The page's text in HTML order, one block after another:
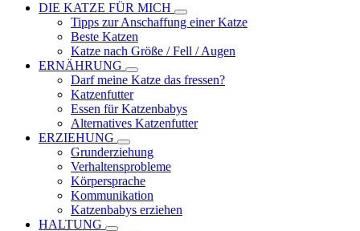
DIE KATZE FÜR MICH
Tipps zur Anschaffung einer Katze
Beste Katzen
Katze nach Größe / Fell / Augen
ERNÄHRUNG
Darf meine Katze das fressen?
Katzenfutter
Essen für Katzenbabys
Alternatives Katzenfutter
ERZIEHUNG
Grunderziehung
Verhaltensprobleme
Körpersprache
Kommunikation
Katzenbabys erziehen
HALTUNG